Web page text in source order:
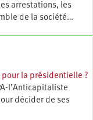
arrestations, les
de la société…
la présidentielle ?
l’Anticapitaliste
décider de ses